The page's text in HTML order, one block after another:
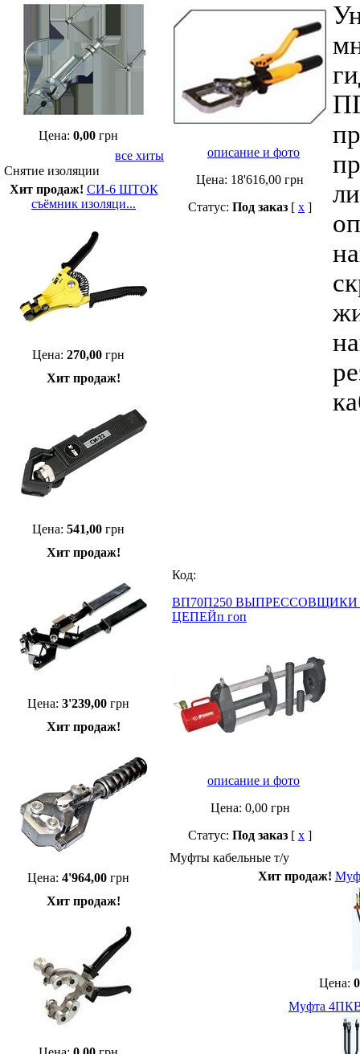
Цена: 0,00 грн
все хиты
Снятие изоляции
Хит продаж! СИ-6 ШТОК
съёмник изоляци...
Цена: 270,00 грн
Хит продаж!
Цена: 541,00 грн
Хит продаж!
Цена: 3'239,00 грн
Хит продаж!
Цена: 4'964,00 грн
Хит продаж!
описание и фото
Цена: 18'616,00 грн
Статус: Под заказ [ x ]
Код:
ВП70П250
ЦЕПЕЙп гоп
описание и фото
Цена: 0,00грн
Статус: Под заказ [ x ]
Муфты кабельные т/у
Хит продаж!
Цена:
Муфта